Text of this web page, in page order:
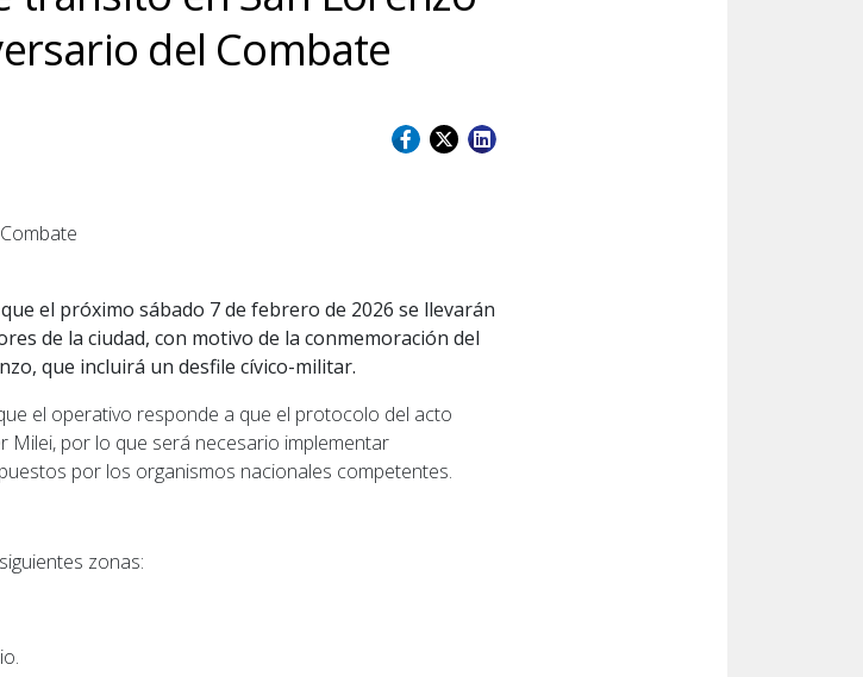
del Combate
el próximo sábado 7 de febrero de 2026 se llevarán
de la ciudad, con motivo de la conmemoración del
que incluirá un desfile cívico-militar.
el operativo responde a que el protocolo del acto
Milei, por lo que será necesario implementar
por los organismos nacionales competentes.
zonas: